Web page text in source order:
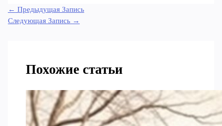
← Предыдущая Запись
Следующая Запись →
Похожие статьи